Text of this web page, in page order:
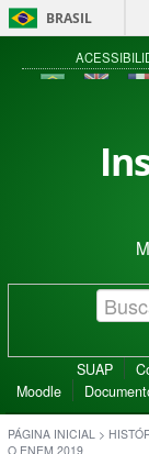
BRASIL
SUAP
Moodle
PÁGINA INICIAL >
O ENEM 2019